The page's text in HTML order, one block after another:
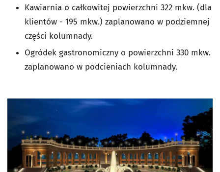
Kawiarnia o całkowitej powierzchni 322 mkw. (dla
klientów - 195 mkw.) zaplanowano w podziemnej
części kolumnady.
Ogródek gastronomiczny o powierzchni 330 mkw.
zaplanowano w podcieniach kolumnady.